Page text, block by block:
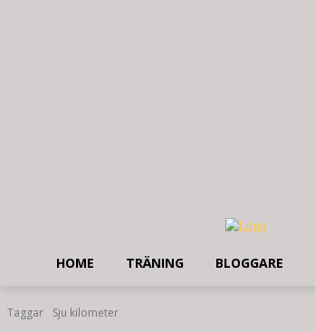
HOME TRÄNING BLOGGARE
Taggar Sju kilometer